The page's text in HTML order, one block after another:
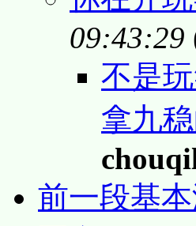
09:43:29
不是
拿九
前一段基